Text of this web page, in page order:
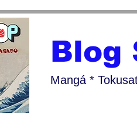
Blog
Mangá *